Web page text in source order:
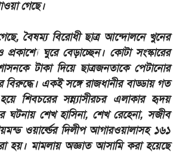
গেছে।
বৈষম্য বিরোধী ছাত্র আন্দোলনে খুনের
ঘুরে বেড়াচ্ছেন। কোটা সংস্কারের
টাকা দিয়ে ছাত্রজনতাকে পেটানোর
একই সঙ্গে রাজধানীর বাড্ডায় গত
শিবচরের সন্ন্যাসীরচর এলাকার হৃদয়
ঘটনায় শেখ হাসিনা, শেখ রেহেনা, সজীব
ওয়ার্ল্ডের দিলীপ আগারওয়ালাসহ ১৬১
হয়। মামলায় অজ্ঞাত আসামি করা হয়েছে